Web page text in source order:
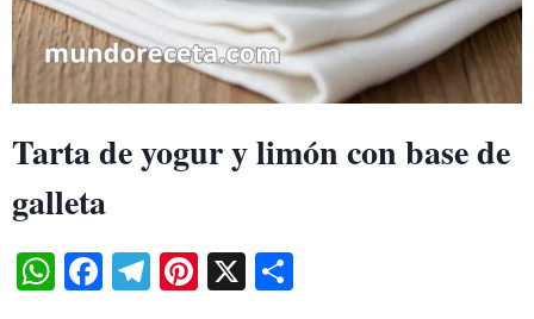
Tarta de yogur y limón con base de
galleta
WhatsApp
Facebook
Telegram
Pinterest
X Share